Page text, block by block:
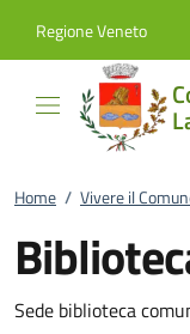
Regione Veneto
Home / Vivere il
Sede biblioteca